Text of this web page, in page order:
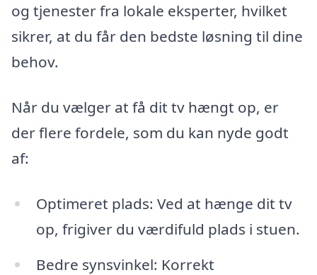
og tjenester fra lokale eksperter, hvilket
sikrer, at du får den bedste løsning til dine
behov.
Når du vælger at få dit tv hængt op, er
der flere fordele, som du kan nyde godt
af:
Optimeret plads: Ved at hænge dit tv
op, frigiver du værdifuld plads i stuen.
Bedre synsvinkel: Korrekt